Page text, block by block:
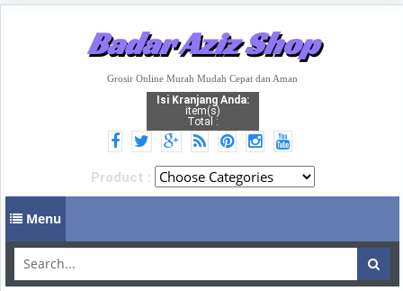
Badar Aziz Shop
Grosir Online Murah Mudah Cepat dan Aman
Isi Kranjang Anda:
item(s)
Total :
Product :
Menu